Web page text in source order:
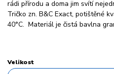
rádi přírodu a doma jim svítí
Tričko zn. B&C Exact, potištěné
40°C. Materiál je čistá bavlna
Velikost